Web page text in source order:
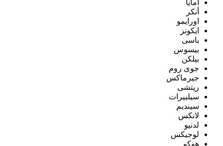
أمايا
أنكر
اورايمو
ايكونز
باسى
بيسوس
بيلكن
جوى روم
جيرماكس
ريتشى
سيلبيرات
سينديم
لانكس
لدنيو
لوجيكس
هوكو